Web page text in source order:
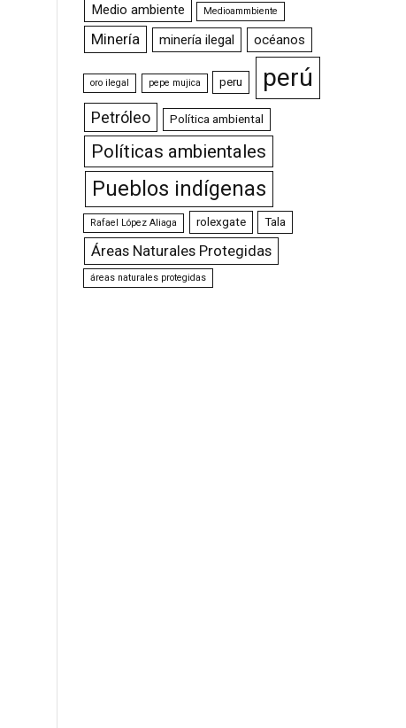
Medio ambiente Medioammbiente
Minería minería ilegal océanos
oro ilegal pepe mujica peru perú
Petróleo Política ambiental
Políticas ambientales
Pueblos indígenas
Rafael López Aliaga rolexgate Tala
Áreas Naturales Protegidas
áreas naturales protegidas